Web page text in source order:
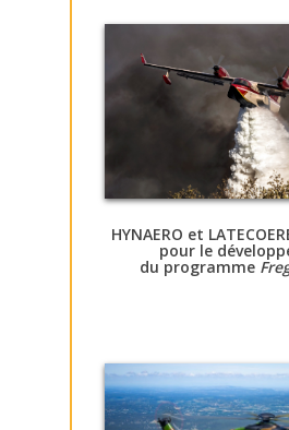
HYNAERO et
pour le
du programme